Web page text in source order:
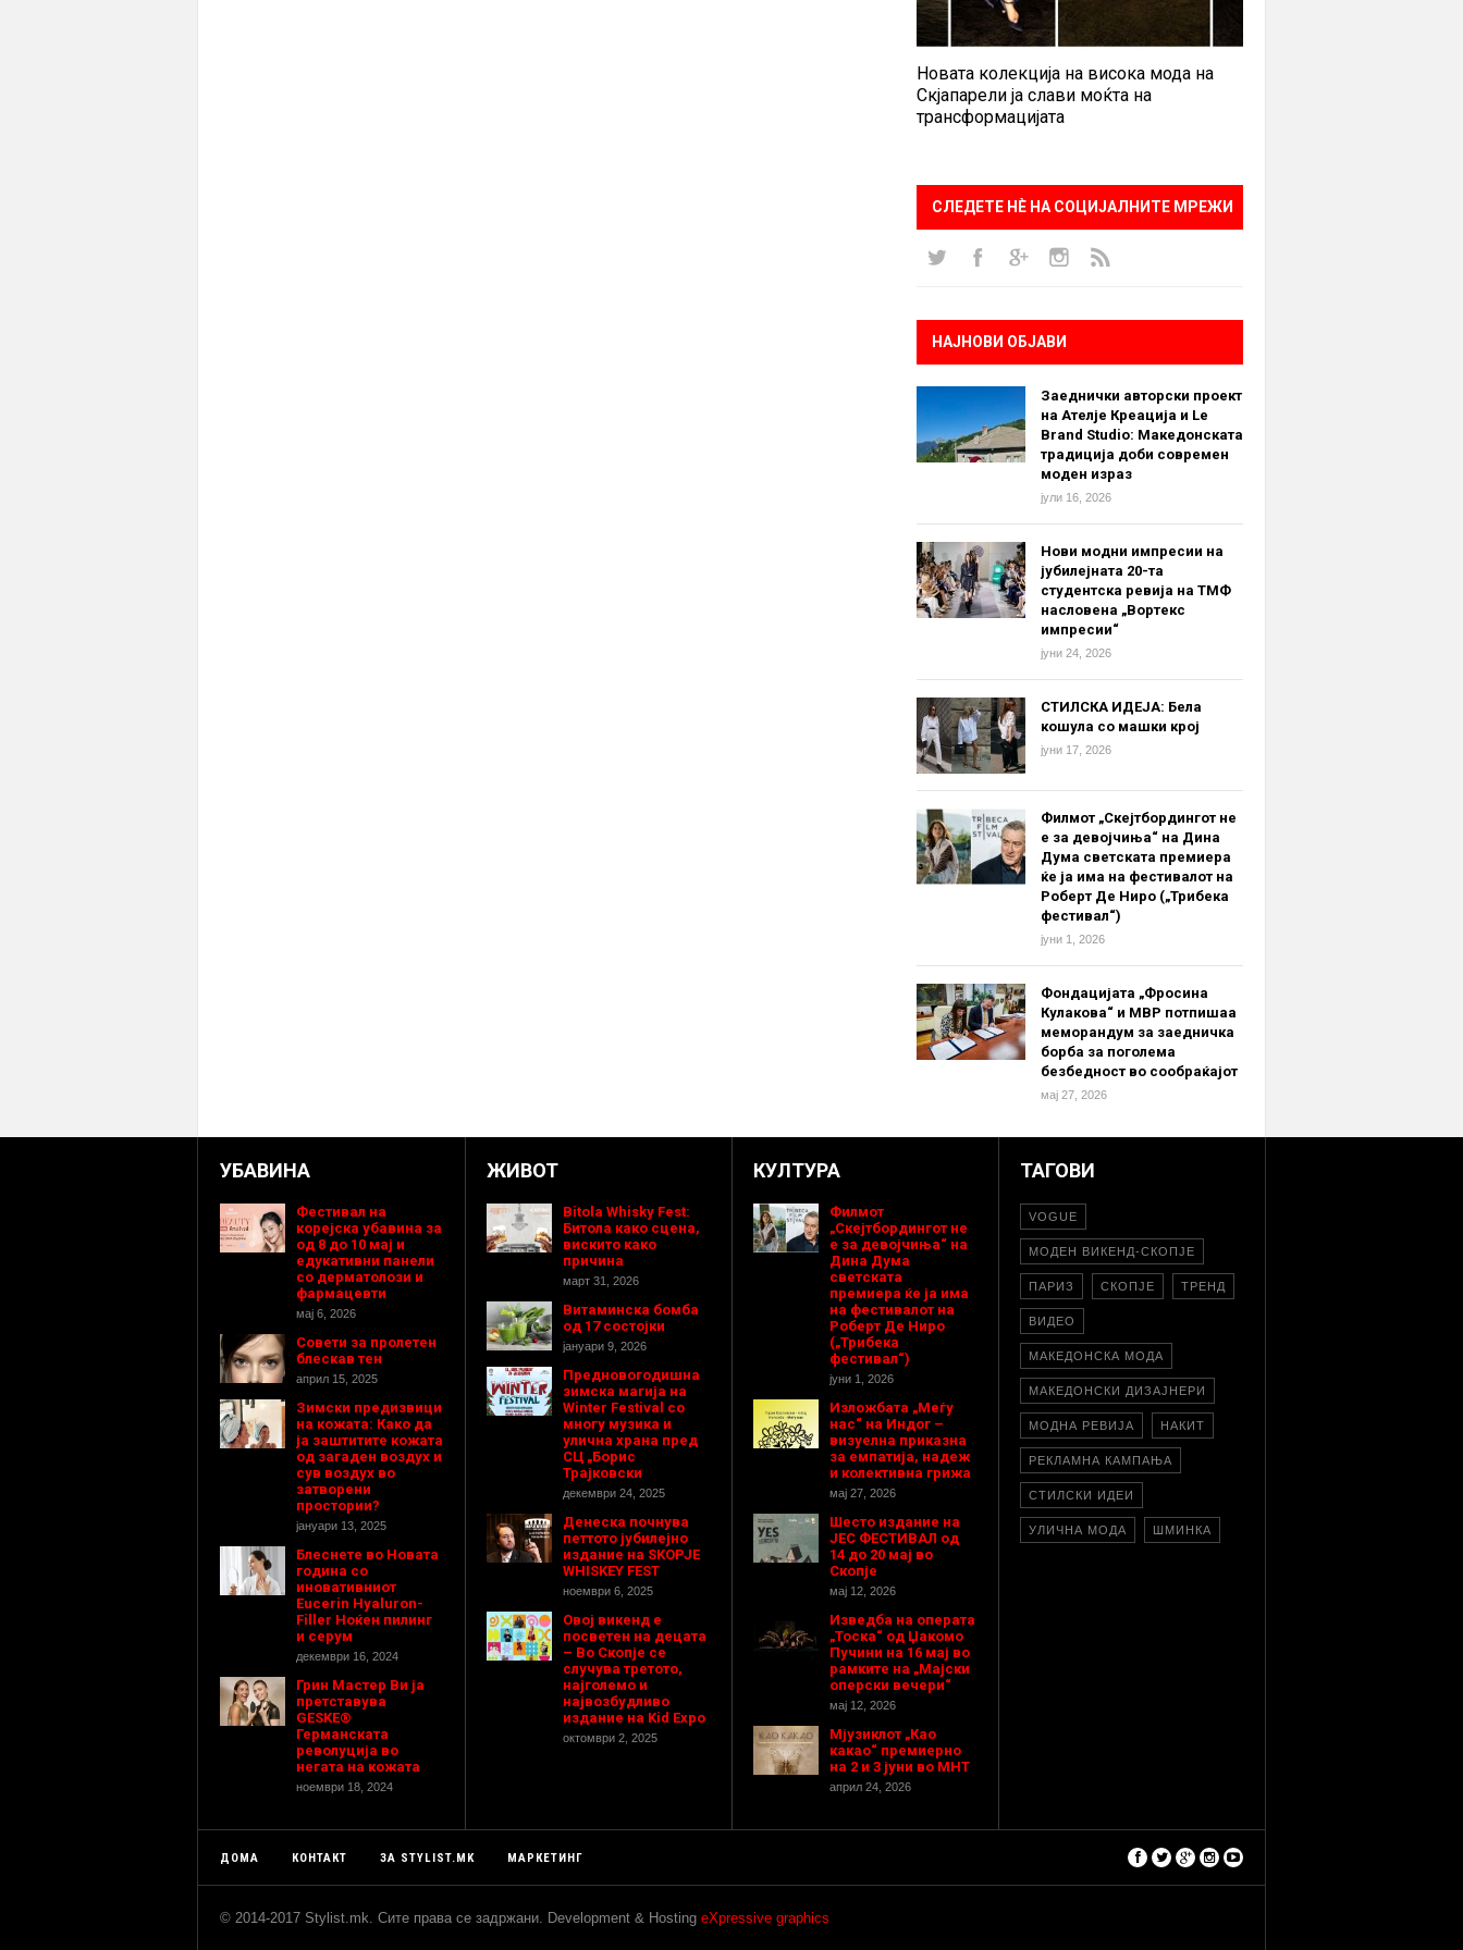
Новата колекција на висока мода на
Скјапарели ја слави моќта на
трансформацијата
СЛЕДЕТЕ НÈ НА СОЦИЈАЛНИТЕ МРЕЖИ
НАЈНОВИ ОБЈАВИ
Заеднички авторски проект
на Ателје Креација и Le
Brand Studio: Македонската
традиција доби современ
моден израз
јули 16, 2026
Нови модни импресии на
јубилејната 20-та
студентска ревија на ТМФ
насловена „Вортекс
импресии“
јуни 24, 2026
СТИЛСКА ИДЕЈА: Бела
кошула со машки крој
јуни 17, 2026
Филмот „Скејтбордингот не
е за девојчиња“ на Дина
Дума светската премиера
ќе ја има на фестивалот на
Роберт Де Ниро („Трибека
фестивал“)
јуни 1, 2026
Фондацијата „Фросина
Кулакова“ и МВР потпишаа
меморандум за заедничка
борба за поголема
безбедност во сообраќајот
мај 27, 2026
УБАВИНА
Фестивал на
корејска убавина за
од 8 до 10 мај и
едукативни панели
со дерматолози и
фармацевти
мај 6, 2026
Совети за пролетен
блескав тен
април 15, 2025
Зимски предизвици
на кожата: Како да
ја заштитите кожата
од загаден воздух и
сув воздух во
затворени
простории?
јануари 13, 2025
Блеснете во Новата
година со
иновативниот
Eucerin Hyaluron-
Filler Ноќен пилинг
и серум
декември 16, 2024
Грин Мастер Ви ја
претставува
GESKE®
Германската
револуција во
негата на кожата
ноември 18, 2024
ЖИВОТ
Bitola Whisky Fest:
Битола како сцена,
вискито како
причина
март 31, 2026
Витаминска бомба
од 17 состојки
јануари 9, 2026
Предновогодишнa
зимска магија на
Winter Festival со
многу музика и
улична храна пред
СЦ „Борис
Трајковски
декември 24, 2025
Денеска почнува
петтото јубилејно
издание на SKOPJE
WHISKEY FEST
ноември 6, 2025
Овој викенд е
посветен на децата
– Во Скопје се
случува третото,
најголемо и
највозбудливо
издание на Kid Expo
октомври 2, 2025
КУЛТУРА
Филмот
„Скејтбордингот не
е за девојчиња“ на
Дина Дума
светската
премиера ќе ја има
на фестивалот на
Роберт Де Ниро
(„Трибека
фестивал“)
јуни 1, 2026
Изложбата „Меѓу
нас“ на Индог –
визуелна приказна
за емпатија, надеж
и колективна грижа
мај 27, 2026
Шесто издание на
ЈЕС ФЕСТИВАЛ од
14 до 20 мај во
Скопје
мај 12, 2026
Изведба на операта
„Тоска“ од Џакомо
Пучини на 16 мај во
рамките на „Мајски
оперски вечери“
мај 12, 2026
Мјузиклот „Као
какао“ премиерно
на 2 и 3 јуни во МНТ
април 24, 2026
ТАГОВИ
VOGUE
МОДЕН ВИКЕНД-СКОПЈЕ
ПАРИЗ СКОПЈЕ ТРЕНД
ВИДЕО
МАКЕДОНСКА МОДА
МАКЕДОНСКИ ДИЗАЈНЕРИ
МОДНА РЕВИЈА НАКИТ
РЕКЛАМНА КАМПАЊА
СТИЛСКИ ИДЕИ
УЛИЧНА МОДА ШМИНКА
ДОМА КОНТАКТ ЗА STYLIST.MK МАРКЕТИНГ
© 2014-2017 Stylist.mk. Сите права се задржани. Development & Hosting eXpressive graphics